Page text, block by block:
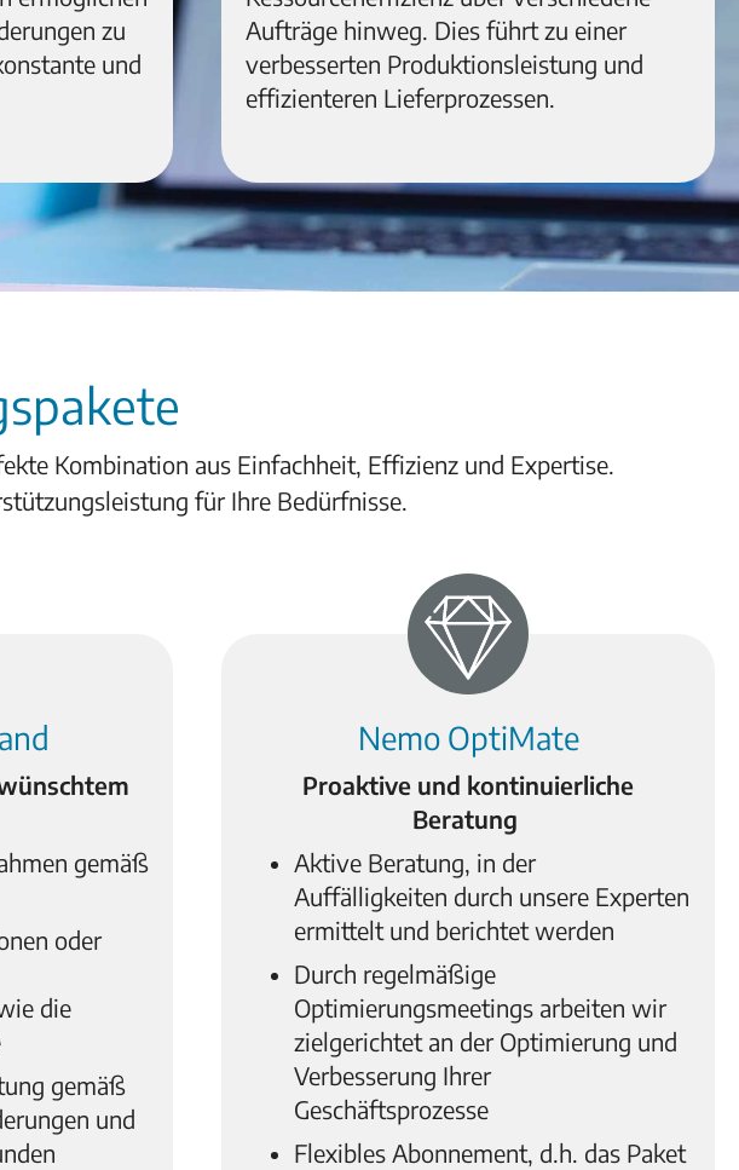
zu
und
Aufträge hinweg. Dies führt zu einer
verbesserten Produktionsleistung und
effizienteren Lieferprozessen.
Kombination aus Einfachheit, Effizienz und Expertise.
für Ihre Bedürfnisse.
gemäß
oder
die
gemäß
und
Nemo OptiMate
Proaktive und kontinuierliche
Beratung
Aktive Beratung, in der
Auffälligkeiten durch unsere Experten
ermittelt und berichtet werden
Durch regelmäßige
Optimierungsmeetings arbeiten wir
zielgerichtet an der Optimierung und
Verbesserung Ihrer
Geschäftsprozesse
Flexibles Abonnement, d.h. das Paket